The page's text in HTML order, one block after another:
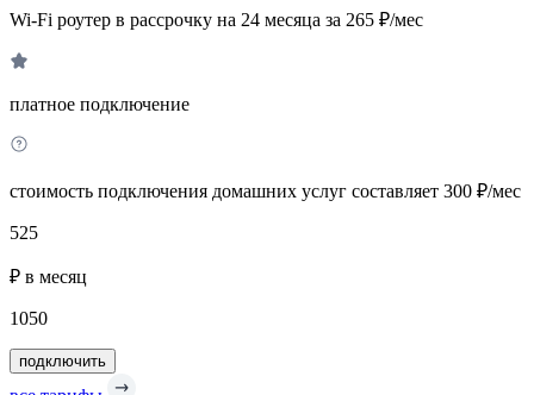
Wi-Fi роутер в рассрочку на 24 месяца за 265 ₽/мес
платное подключение
стоимость подключения домашних услуг составляет 300 ₽/мес
525
₽ в месяц
1050
подключить